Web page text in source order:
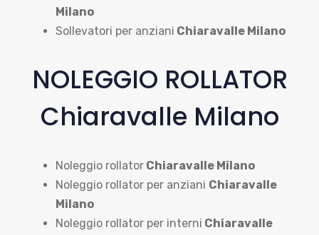
Milano
Sollevatori per anziani Chiaravalle Milano
NOLEGGIO ROLLATOR
Chiaravalle Milano
Noleggio rollator Chiaravalle Milano
Noleggio rollator per anziani Chiaravalle
Milano
Noleggio rollator per interni Chiaravalle